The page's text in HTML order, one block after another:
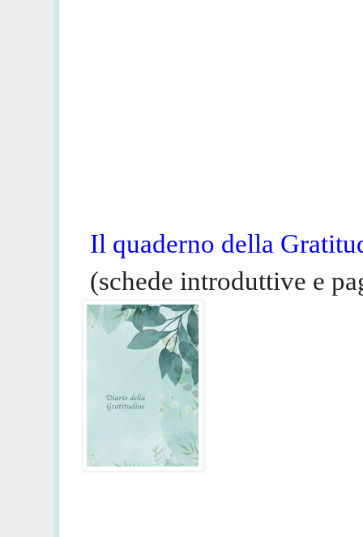
Il quaderno della
(schede introduttive e